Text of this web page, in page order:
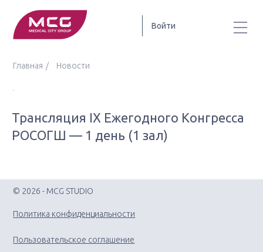
Войти
Главная Новости
Трансляция IX Ежегодного Конгресса
РОСОГШ — 1 день (1 зал)
© 2026 - MCG STUDIO
Политика конфиденциальности
Пользовательское соглашение